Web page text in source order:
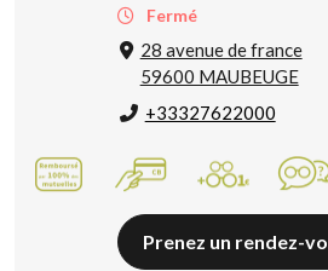
Fermé
28 avenue de france
59600 MAUBEUGE
+33327622000
Prenez un rendez-